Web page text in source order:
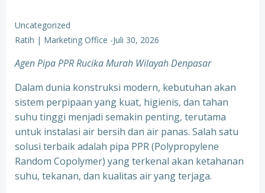
Uncategorized
Ratih | Marketing Office -Juli 30, 2026
Agen Pipa PPR Rucika Murah Wilayah Denpasar
Dalam dunia konstruksi modern, kebutuhan akan
sistem perpipaan yang kuat, higienis, dan tahan
suhu tinggi menjadi semakin penting, terutama
untuk instalasi air bersih dan air panas. Salah satu
solusi terbaik adalah pipa PPR (Polypropylene
Random Copolymer) yang terkenal akan ketahanan
suhu, tekanan, dan kualitas air yang terjaga.